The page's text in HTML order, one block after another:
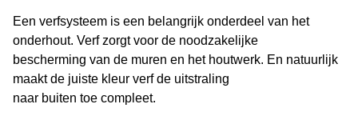
Een verfsysteem is een belangrijk onderdeel van het
onderhout. Verf zorgt voor de noodzakelijke
bescherming van de muren en het houtwerk. En natuurlijk
maakt de juiste kleur verf de uitstraling
naar buiten toe compleet.